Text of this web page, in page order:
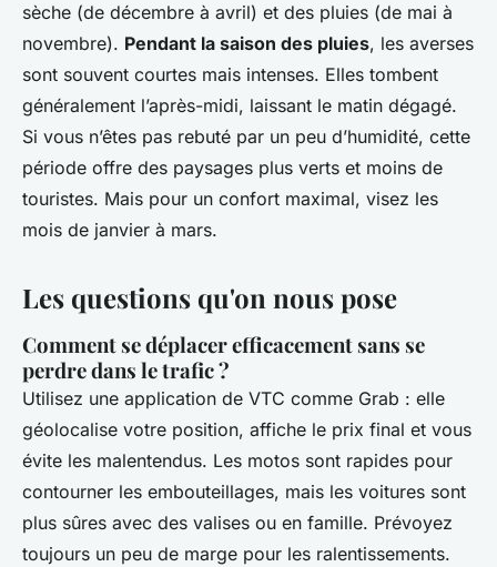
sèche (de décembre à avril) et des pluies (de mai à
novembre). Pendant la saison des pluies, les averses
sont souvent courtes mais intenses. Elles tombent
généralement l’après-midi, laissant le matin dégagé.
Si vous n’êtes pas rebuté par un peu d’humidité, cette
période offre des paysages plus verts et moins de
touristes. Mais pour un confort maximal, visez les
mois de janvier à mars.
Les questions qu'on nous pose
Comment se déplacer efficacement sans se
perdre dans le trafic ?
Utilisez une application de VTC comme Grab : elle
géolocalise votre position, affiche le prix final et vous
évite les malentendus. Les motos sont rapides pour
contourner les embouteillages, mais les voitures sont
plus sûres avec des valises ou en famille. Prévoyez
toujours un peu de marge pour les ralentissements.